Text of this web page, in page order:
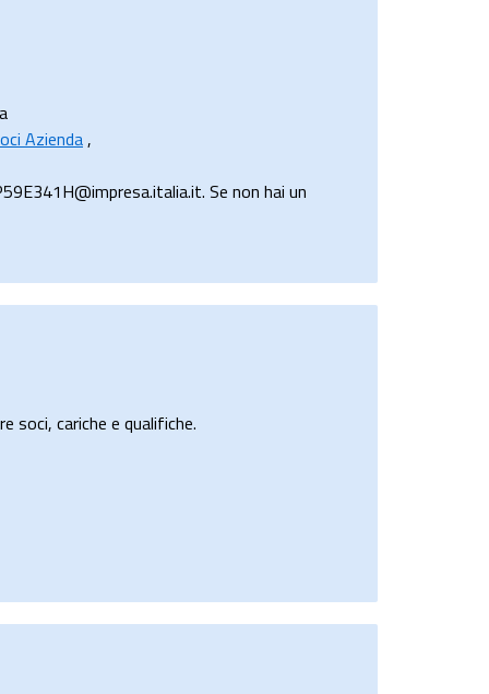
Azienda,
Se non hai un
soci, cariche e qualifiche.